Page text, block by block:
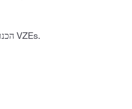
, המכסה באופן מלא VZEs.